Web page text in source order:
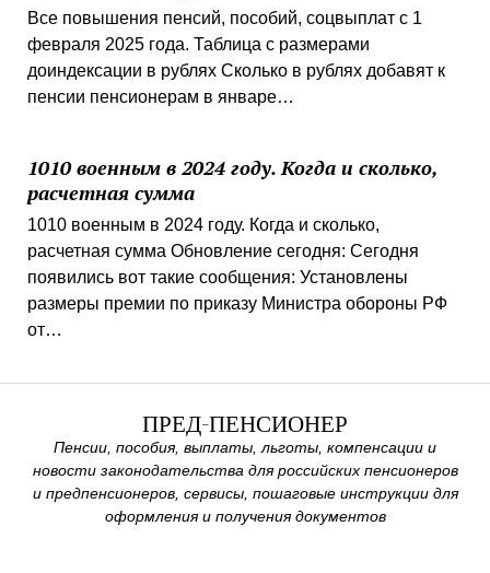
Все повышения пенсий, пособий, соцвыплат с 1
февраля 2025 года. Таблица с размерами
доиндексации в рублях Сколько в рублях добавят к
пенсии пенсионерам в январе…
1010 военным в 2024 году. Когда и сколько,
расчетная сумма
1010 военным в 2024 году. Когда и сколько,
расчетная сумма Обновление сегодня: Сегодня
появились вот такие сообщения: Установлены
размеры премии по приказу Министра обороны РФ
от…
ПРЕД-ПЕНСИОНЕР
Пенсии, пособия, выплаты, льготы, компенсации и
новости законодательства для российских пенсионеров
и предпенсионеров, сервисы, пошаговые инструкции для
оформления и получения документов